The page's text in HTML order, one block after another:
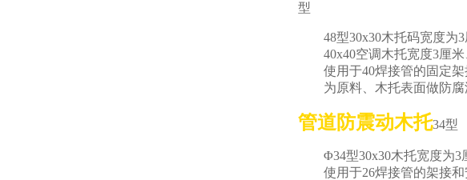
型
48型30x30木托码宽度为3
40x40空调木托宽度3厘米
使用于40焊接管的固定架
为原料、木托表面做防腐
管道防震动木托34
Φ34型30x30木托宽度为3厘
使用于26焊接管的架接和